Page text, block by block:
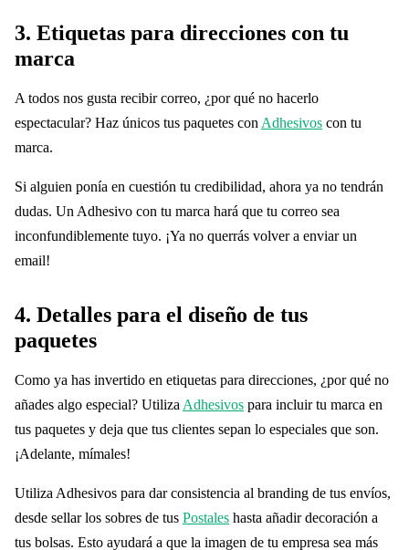
3. Etiquetas para direcciones con tu
marca
A todos nos gusta recibir correo, ¿por qué no hacerlo
espectacular? Haz únicos tus paquetes con Adhesivos con tu
marca.
Si alguien ponía en cuestión tu credibilidad, ahora ya no tendrán
dudas. Un Adhesivo con tu marca hará que tu correo sea
inconfundiblemente tuyo. ¡Ya no querrás volver a enviar un
email!
4. Detalles para el diseño de tus
paquetes
Como ya has invertido en etiquetas para direcciones, ¿por qué no
añades algo especial? Utiliza Adhesivos para incluir tu marca en
tus paquetes y deja que tus clientes sepan lo especiales que son.
¡Adelante, mímales!
Utiliza Adhesivos para dar consistencia al branding de tus envíos,
desde sellar los sobres de tus Postales hasta añadir decoración a
tus bolsas. Esto ayudará a que la imagen de tu empresa sea más